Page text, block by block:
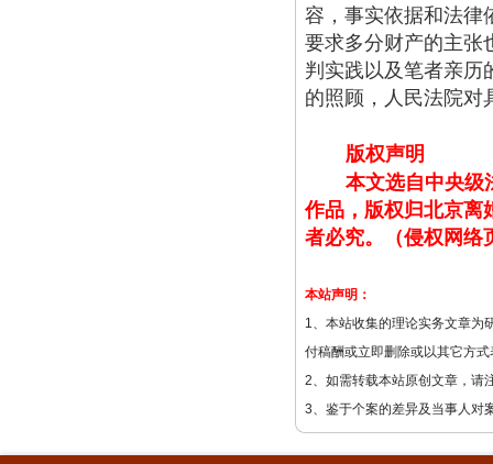
容，事实依据和法律
要求多分财产的主张
判实践以及笔者亲历
的照顾，人民法院对
版权声明
本文选自中央级
作品，版权归北京离
者必究。（侵权网络
本站声明：
1、本站收集的理论实务文章为
付稿酬或立即删除或以其它方式
2、如需转载本站原创文章，请
3、鉴于个案的差异及当事人对